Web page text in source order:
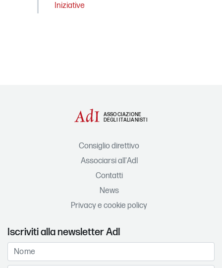
Iniziative
ASSOCIAZIONE
DEGLI ITALIANISTI
Consiglio direttivo
Associarsi all'AdI
Contatti
News
Privacy e cookie policy
Iscriviti alla newsletter AdI